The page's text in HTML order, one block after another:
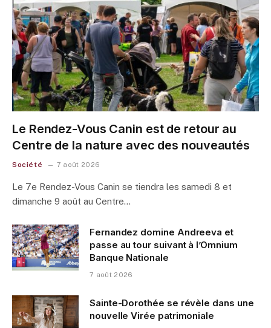
Le Rendez-Vous Canin est de retour au
Centre de la nature avec des nouveautés
Société 7 août 2026
Le 7e Rendez-Vous Canin se tiendra les samedi 8 et
dimanche 9 août au Centre…
Fernandez domine Andreeva et
passe au tour suivant à l’Omnium
Banque Nationale
7 août 2026
Sainte-Dorothée se révèle dans une
nouvelle Virée patrimoniale